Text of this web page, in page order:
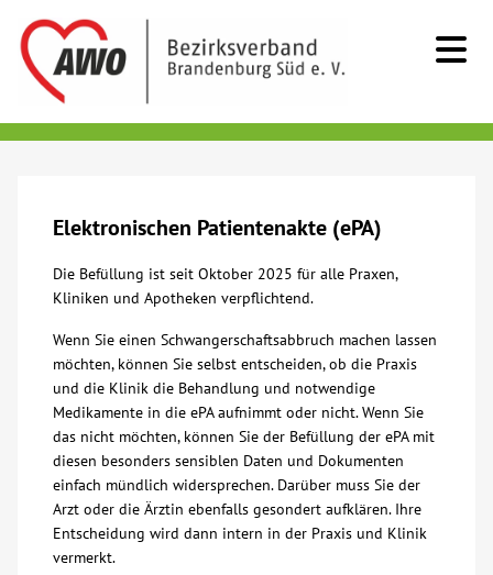
Senioren
Menschen mit Behinderung
Beratung & Hilfe
Begegnung
Bildung
Über uns
Elektronischen Patientenakte (ePA)
Die Befüllung ist seit Oktober 2025 für alle Praxen,
Kliniken und Apotheken verpflichtend.
Wenn Sie einen Schwangerschaftsabbruch machen lassen
möchten, können Sie selbst entscheiden, ob die Praxis
und die Klinik die Behandlung und notwendige
Medikamente in die ePA aufnimmt oder nicht. Wenn Sie
das nicht möchten, können Sie der Befüllung der ePA mit
diesen besonders sensiblen Daten und Dokumenten
einfach mündlich widersprechen. Darüber muss Sie der
Arzt oder die Ärztin ebenfalls gesondert aufklären. Ihre
Entscheidung wird dann intern in der Praxis und Klinik
vermerkt.